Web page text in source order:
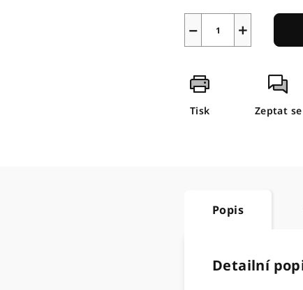
+
−
Tisk Zeptat se
Popis
Detailní